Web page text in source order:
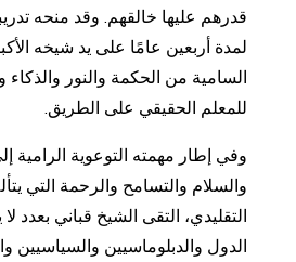
قدرهم عليها خالقهم. وقد منحه
لمدة أربعين عامًا على يد شيخه
السامية من الحكمة والنور والذكاء
للمعلم الحقيقي على الطريق.
وفي إطار مهمته التوعوية
والسلام والتسامح والرحمة التي
التقليدي، التقى الشيخ قباني
الدول والدبلوماسيين والسياسيين